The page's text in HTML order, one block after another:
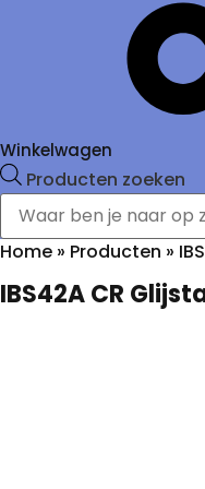
Winkelwagen
Producten zoeken
Home » Producten »
IBS42A CR